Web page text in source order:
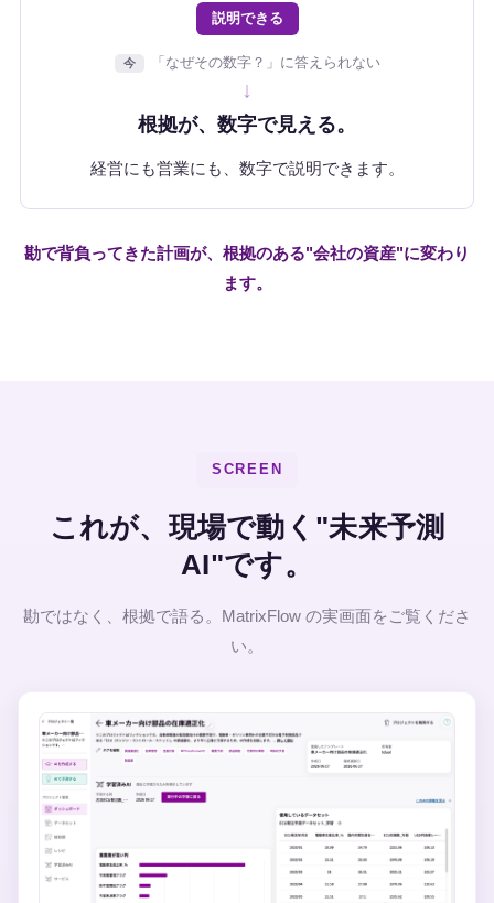
説明できる
今 「なぜその数字？」に答えられない
↓
根拠が、数字で見える。
経営にも営業にも、数字で説明できます。
勘で背負ってきた計画が、根拠のある"会社の資産"に変わり
ます。
SCREEN
これが、現場で動く"未来予測
AI"です。
勘ではなく、根拠で語る。MatrixFlow の実画面をご覧くださ
い。